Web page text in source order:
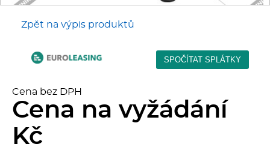
Kávovary
Sporáky
Zpět na výpis produktů
Cena bez DPH
Cena na vyžádání
Kč